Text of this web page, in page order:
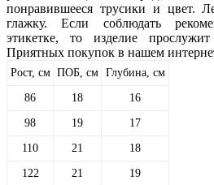
понравившееся трусики и цвет.
глажку. Если соблюдать
этикетке, то изделие
Приятных покупок в нашем
Рост, см ПОБ, см Глубина, см
86 18 16
98 19 17
110 21 18
122 21 19